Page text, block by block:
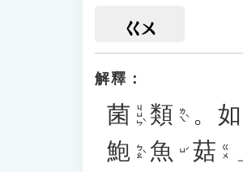
ㄍㄨ
解釋：
菌 ㄐㄩㄣˋ 類 ㄌㄟˋ 。 如
鮑 ㄅㄠˋ 魚 ㄩˊ 菇 ㄍㄨ